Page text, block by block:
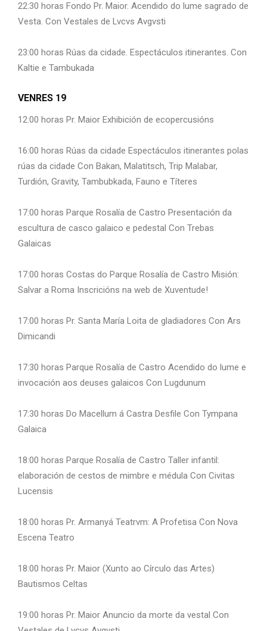
22:30 horas Fondo Pr. Maior. Acendido do lume sagrado de
Vesta. Con Vestales de Lvcvs Avgvsti
23:00 horas Rúas da cidade. Espectáculos itinerantes. Con
Kaltie e Tambukada
VENRES 19
12:00 horas Pr. Maior Exhibición de ecopercusións
16:00 horas Rúas da cidade Espectáculos itinerantes polas
rúas da cidade Con Bakan, Malatitsch, Trip Malabar,
Turdión, Gravity, Tambubkada, Fauno e Títeres
17:00 horas Parque Rosalía de Castro Presentación da
escultura de casco galaico e pedestal Con Trebas
Galaicas
17:00 horas Costas do Parque Rosalía de Castro Misión:
Salvar a Roma Inscricións na web de Xuventude!
17:00 horas Pr. Santa María Loita de gladiadores Con Ars
Dimicandi
17:30 horas Parque Rosalía de Castro Acendido do lume e
invocación aos deuses galaicos Con Lugdunum
17:30 horas Do Macellum á Castra Desfile Con Tympana
Galaica
18:00 horas Parque Rosalía de Castro Taller infantil:
elaboración de cestos de mimbre e médula Con Civitas
Lucensis
18:00 horas Pr. Armanyá Teatrvm: A Profetisa Con Nova
Escena Teatro
18:00 horas Pr. Maior (Xunto ao Círculo das Artes)
Bautismos Celtas
19:00 horas Pr. Maior Anuncio da morte da vestal Con